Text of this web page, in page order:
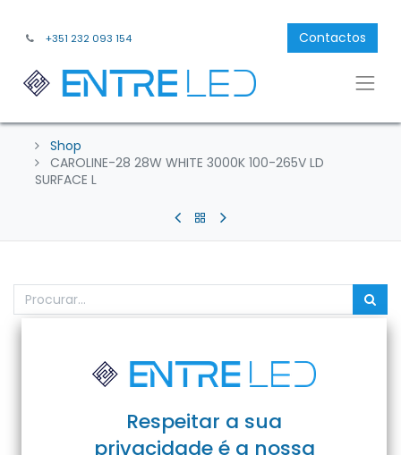
+351 232 093 154 Contactos
Shop
CAROLINE-28 28W WHITE 3000K 100-265V LD
SURFACE L
Respeitar a sua
privacidade é a nossa